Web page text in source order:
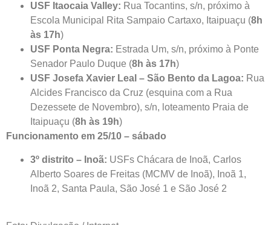
USF Itaocaia Valley: Rua Tocantins, s/n, próximo à
Escola Municipal Rita Sampaio Cartaxo, Itaipuaçu (8h
às 17h)
USF Ponta Negra: Estrada Um, s/n, próximo à Ponte
Senador Paulo Duque (8h às 17h)
USF Josefa Xavier Leal – São Bento da Lagoa: Rua
Alcides Francisco da Cruz (esquina com a Rua
Dezessete de Novembro), s/n, loteamento Praia de
Itaipuaçu (8h às 19h)
Funcionamento em 25/10 – sábado
3º distrito – Inoã: USFs Chácara de Inoã, Carlos
Alberto Soares de Freitas (MCMV de Inoã), Inoã 1,
Inoã 2, Santa Paula, São José 1 e São José 2